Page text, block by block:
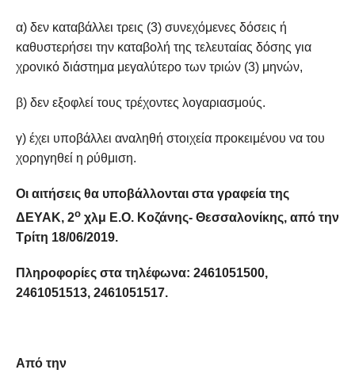
α) δεν καταβάλλει τρεις (3) συνεχόμενες δόσεις ή
καθυστερήσει την καταβολή της τελευταίας δόσης για
χρονικό διάστημα μεγαλύτερο των τριών (3) μηνών,
β) δεν εξοφλεί τους τρέχοντες λογαριασμούς.
γ) έχει υποβάλλει αναληθή στοιχεία προκειμένου να του
χορηγηθεί η ρύθμιση.
Οι αιτήσεις θα υποβάλλονται στα γραφεία της
ΔΕΥΑΚ, 2οχλμ Ε.Ο. Κοζάνης- Θεσσαλονίκης, από την
Τρίτη 18/06/2019.
Πληροφορίες στα τηλέφωνα: 2461051500,
2461051513, 2461051517.
Από την